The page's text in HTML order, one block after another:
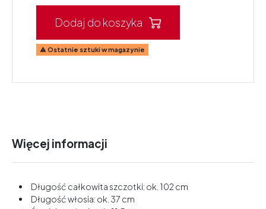
Dodaj do koszyka
 Ostatnie sztuki w magazynie
Więcej informacji
Długość całkowita szczotki: ok. 102 cm
Długość włosia: ok. 37 cm